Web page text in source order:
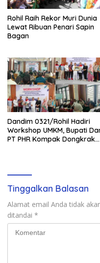
Rohil Raih Rekor Muri Dunia
Lewat Ribuan Penari Sapin
Bagan
Dandim 0321/Rohil Hadiri
Workshop UMKM, Bupati
PT PHR Kompak Dongkrak
Tinggalkan Balasan
Alamat email Anda tidak
ditandai *